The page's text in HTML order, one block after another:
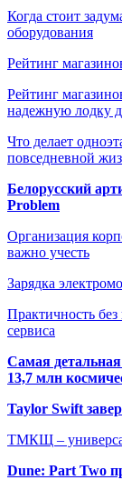
Когда стоит
оборудования
Рейтинг
Рейтинг
надежную лодку
Что делает
повседневной
Белорусский
Problem
Организация
важно учесть
Зарядка
Практичность
сервиса
Самая
13,7 млн
Taylor Swift
ТМКЩ –
Dune: Part Two